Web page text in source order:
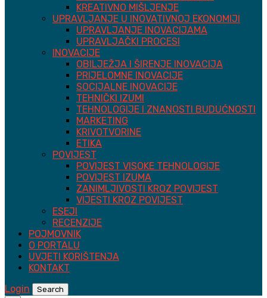
KREATIVNO MIŠLJENJE
UPRAVLJANJE U INOVATIVNOJ EKONOMIJI
UPRAVLJANJE INOVACIJAMA
UPRAVLJAČKI PROCESI
INOVACIJE
OBILJEŽJA I ŠIRENJE INOVACIJA
PRIJELOMNE INOVACIJE
SOCIJALNE INOVACIJE
TEHNIČKI IZUMI
TEHNOLOGIJE I ZNANOSTI BUDUĆNOSTI
MARKETING
KRIVOTVORINE
ETIKA
POVIJEST
POVIJEST VISOKE TEHNOLOGIJE
POVIJEST IZUMA
ZANIMLJIVOSTI KROZ POVIJEST
VIJESTI KROZ POVIJEST
ESEJI
RECENZIJE
POJMOVNIK
O PORTALU
UVJETI KORIŠTENJA
KONTAKT
Login
Search